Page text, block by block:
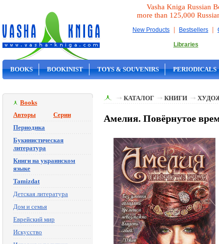
Vasha Kniga Russian
more than 125,000
New Products | Bestsellers |
Libraries
BOOKS BOOKINIST TOYS & SOUVENIRS PERIODICALS
Books
Авторы
Серии
Периодика
Букинистическая
литература
Книги на украинском
языке
Tamizdat
Детская литература
Дом и семья
Еврейский мир
Искусство
КАТАЛОГ КНИГИ
Амелия. Повёрнутое